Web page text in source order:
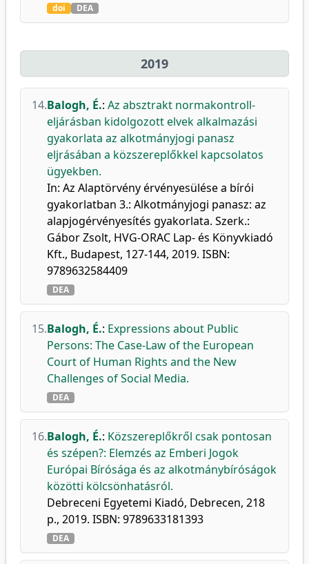
doi DEA
2019
14.Balogh, É.: Az absztrakt normakontroll-
eljárásban kidolgozott elvek alkalmazási
gyakorlata az alkotmányjogi panasz
eljrásában a közszereplőkkel kapcsolatos
ügyekben.
In: Az Alaptörvény érvényesülése a bírói
gyakorlatban 3.: Alkotmányjogi panasz: az
alapjogérvényesítés gyakorlata. Szerk.:
Gábor Zsolt, HVG-ORAC Lap- és Könyvkiadó
Kft., Budapest, 127-144, 2019. ISBN:
9789632584409
DEA
15.Balogh, É.: Expressions about Public
Persons: The Case-Law of the European
Court of Human Rights and the New
Challenges of Social Media.
DEA
16.Balogh, É.: Közszereplőkről csak pontosan
és szépen?: Elemzés az Emberi Jogok
Európai Bírósága és az alkotmánybíróságok
közötti kölcsönhatásról.
Debreceni Egyetemi Kiadó, Debrecen, 218
p., 2019. ISBN: 9789633181393
DEA